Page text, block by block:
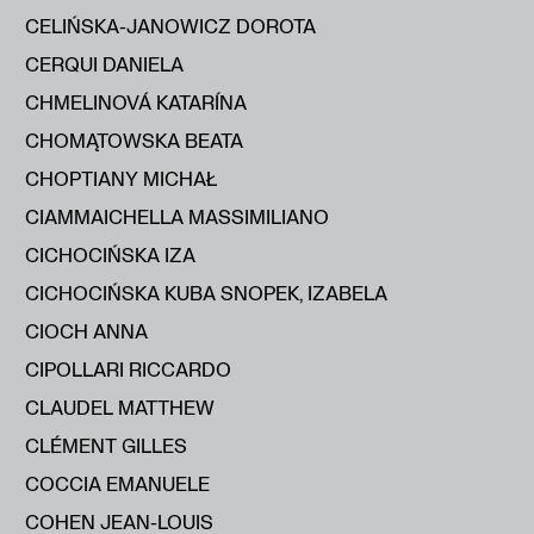
CELIŃSKA-JANOWICZ DOROTA
CERQUI DANIELA
CHMELINOVÁ KATARÍNA
CHOMĄTOWSKA BEATA
CHOPTIANY MICHAŁ
CIAMMAICHELLA MASSIMILIANO
CICHOCIŃSKA IZA
CICHOCIŃSKA KUBA SNOPEK, IZABELA
CIOCH ANNA
CIPOLLARI RICCARDO
CLAUDEL MATTHEW
CLÉMENT GILLES
COCCIA EMANUELE
COHEN JEAN-LOUIS